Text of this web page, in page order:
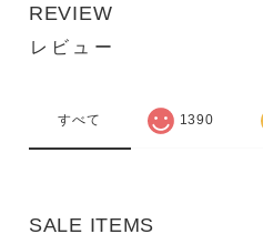
REVIEW
レビュー
すべて 1390
SALE ITEMS